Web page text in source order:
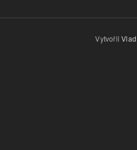
Vytvořil